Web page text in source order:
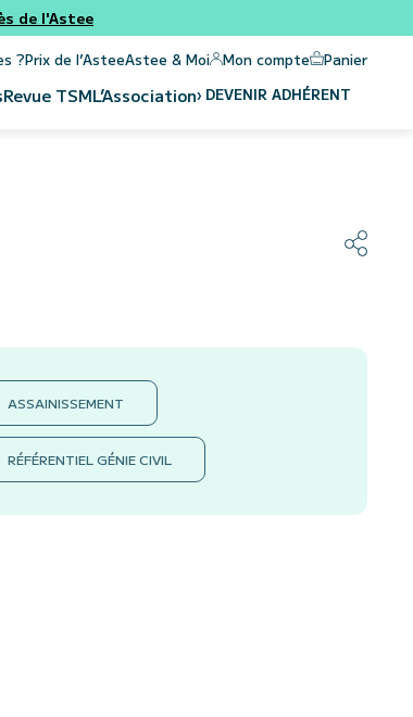
de l'Astee
?Prix de l’AsteeAstee & Moi Mon compte Panier
Revue TSML’Association› DEVENIR ADHÉRENT
ASSAINISSEMENT
RÉFÉRENTIEL GÉNIE CIVIL